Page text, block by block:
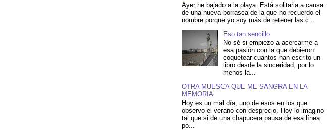
Ayer he bajado a la playa. Está solitaria a causa
de una nueva borrasca de la que no recuerdo el
nombre porque yo soy más de retener las c...
Eso tan sencillo
No sé si empiezo a acercarme a
esa pasión con la que debieron
coquetear cuantos han escrito un
libro desde la sinceridad, por lo
menos la...
OTRA MUESCA QUE ME SANGRA EN LA
MEMORIA
Hoy es un mal día, uno de esos en los que
observo el verano con desprecio. Hoy lo imagino
tal que si de una chapucera pausa de esa línea
po...